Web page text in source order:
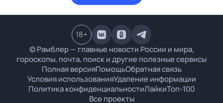
© Рамблер — главные новости России и мира,
гороскопы, почта, поиск и другие полезные сервисы
Полная версияПомощьОбратная связь
Условия использованияУдаление информации
Политика конфиденциальностиЛайкиТоп-100
Все проекты
18+